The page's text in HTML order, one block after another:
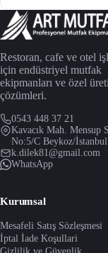
Restoran, cafe ve otel
için endüstriyel mutfak
ekipmanları ve özel
çözümleri.
0543 448 37 21
Kavacık Mah. Mensup
No:5/C Beykoz/İstanbul
k.dilek81@gmail.com
WhatsApp
Kurumsal
Mesafeli Satış Sözleşmesi
İptal İade Koşullari